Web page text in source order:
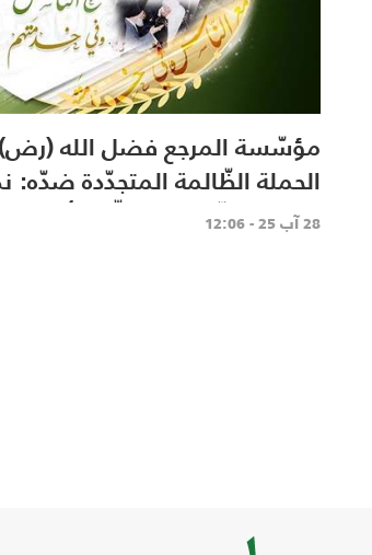
مؤسّسة المرجع فضل الله (رض)
الحملة الظّالمة المتجدّدة ضدّه:
المحطّة التّلفزيونيّة الّتي أساءت له
28 آب 25 - 12:06